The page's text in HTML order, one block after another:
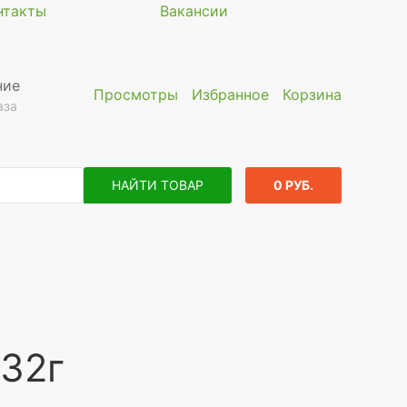
Вакансии
Просмотры Избранное Корзина
НАЙТИ ТОВАР 0 РУБ.